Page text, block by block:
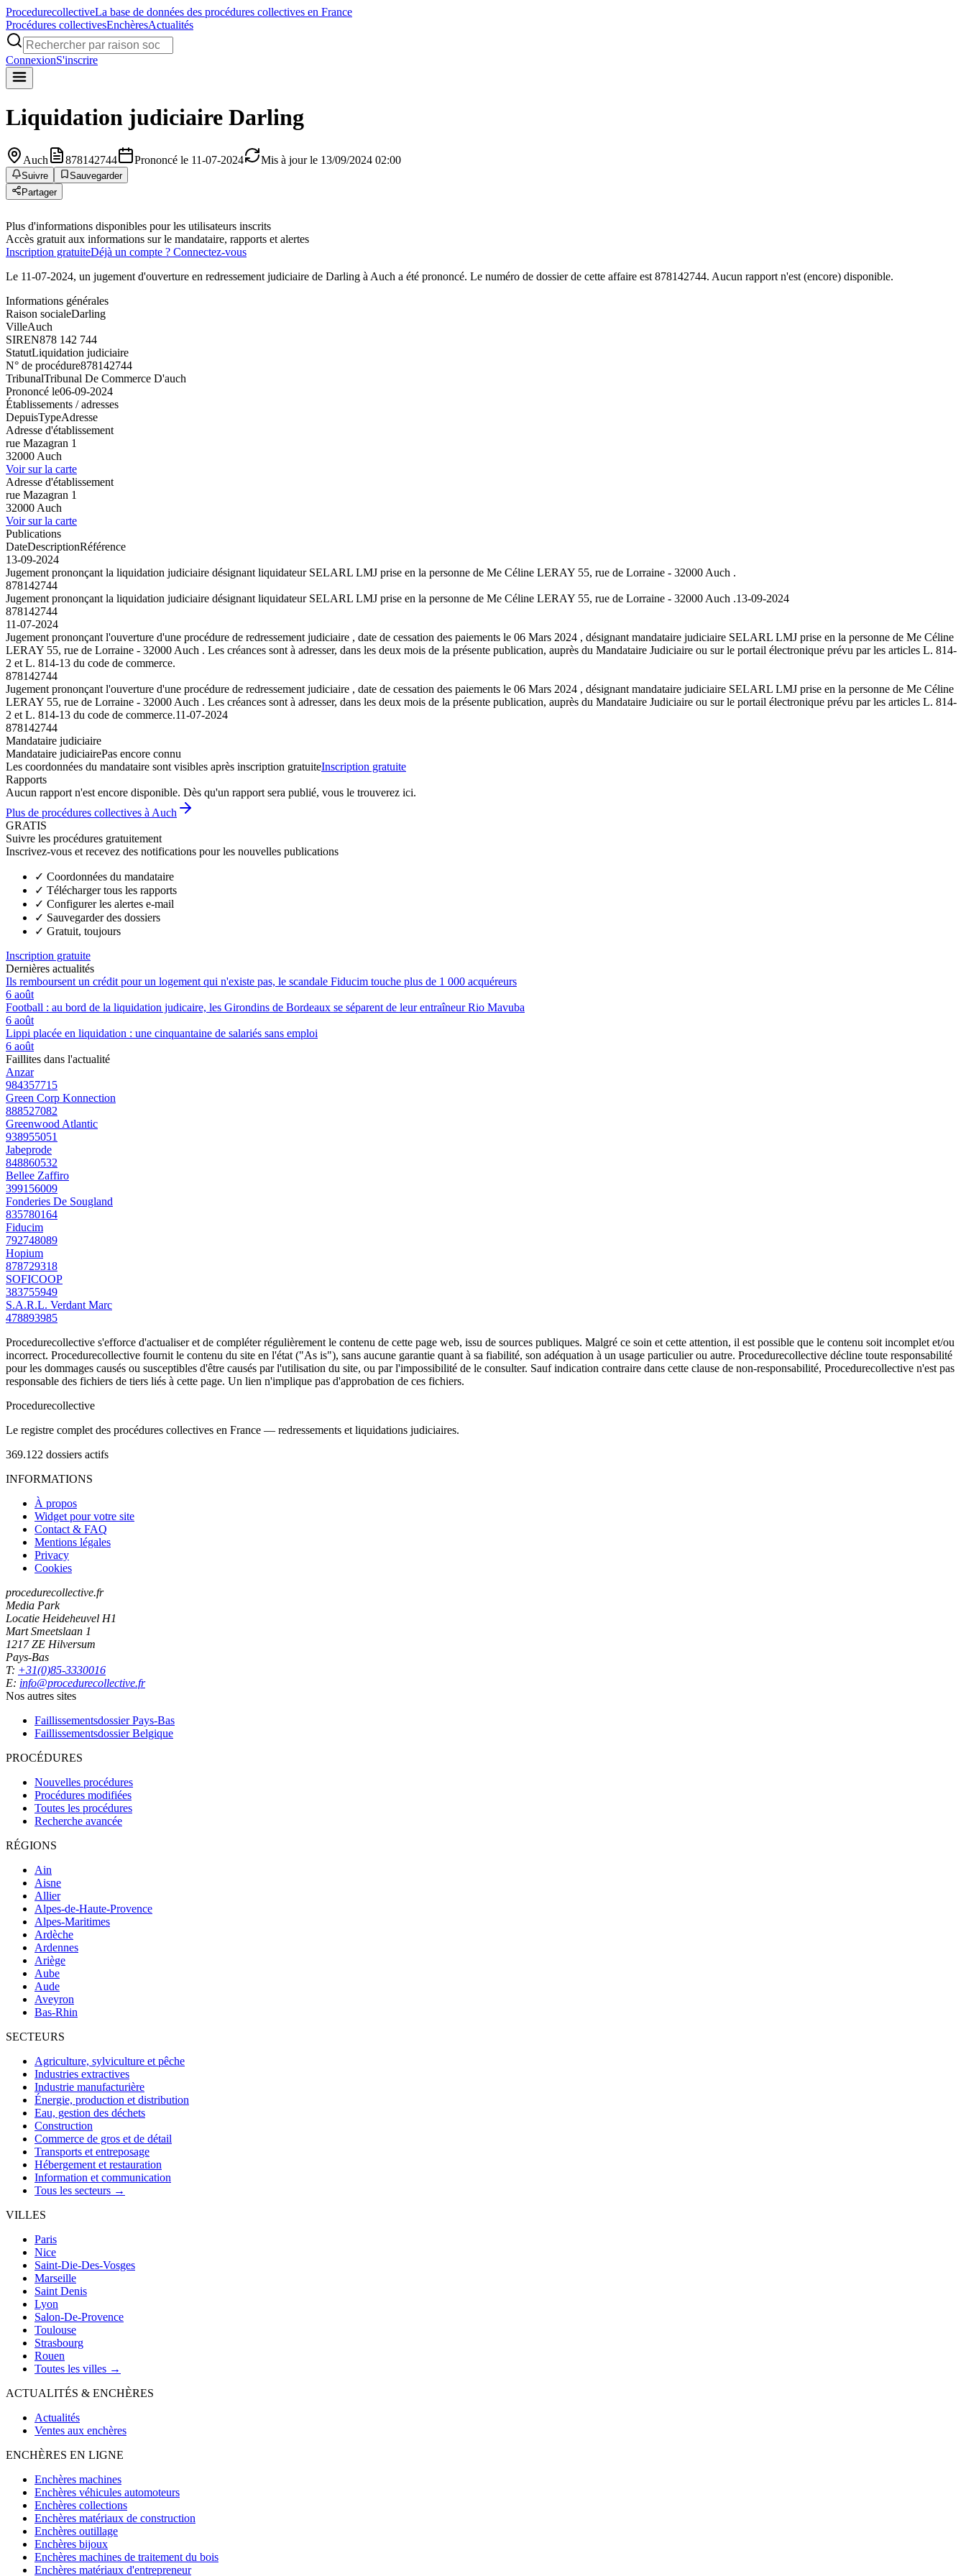
ProcedurecollectiveLa base de données des procédures collectives en France
Procédures collectivesEnchèresActualités
ConnexionS'inscrire
Liquidation judiciaire Darling
Auch 878142744 Prononcé le 11-07-2024 Mis à jour le 13/09/2024 02:00
Suivre
Sauvegarder
Partager
Plus d'informations disponibles pour les utilisateurs inscrits
Accès gratuit aux informations sur le mandataire, rapports et alertes
Inscription gratuiteDéjà un compte ? Connectez-vous
Le 11-07-2024, un jugement d'ouverture en redressement judiciaire de Darling à Auch a été prononcé. Le numéro de dossier de cette affaire est 878142744. Aucun rapport n'est (encore) disponible.
Informations générales
Raison socialeDarling
VilleAuch
SIREN878 142 744
StatutLiquidation judiciaire
N° de procédure878142744
TribunalTribunal De Commerce D'auch
Prononcé le06-09-2024
Établissements / adresses
DepuisTypeAdresse
Adresse d'établissement
rue Mazagran 1
32000 Auch
Voir sur la carte
Adresse d'établissement
rue Mazagran 1
32000 Auch
Voir sur la carte
Publications
DateDescriptionRéférence
13-09-2024
Jugement prononçant la liquidation judiciaire désignant liquidateur SELARL LMJ prise en la personne de Me Céline LERAY 55, rue de Lorraine - 32000 Auch .
878142744
Jugement prononçant la liquidation judiciaire désignant liquidateur SELARL LMJ prise en la personne de Me Céline LERAY 55, rue de Lorraine - 32000 Auch .13-09-2024
878142744
11-07-2024
Jugement prononçant l'ouverture d'une procédure de redressement judiciaire , date de cessation des paiements le 06 Mars 2024 , désignant mandataire judiciaire SELARL LMJ prise en la personne de Me Céline
LERAY 55, rue de Lorraine - 32000 Auch . Les créances sont à adresser, dans les deux mois de la présente publication, auprès du Mandataire Judiciaire ou sur le portail électronique prévu par les articles L. 814-
2 et L. 814-13 du code de commerce.
878142744
Jugement prononçant l'ouverture d'une procédure de redressement judiciaire , date de cessation des paiements le 06 Mars 2024 , désignant mandataire judiciaire SELARL LMJ prise en la personne de Me Céline
LERAY 55, rue de Lorraine - 32000 Auch . Les créances sont à adresser, dans les deux mois de la présente publication, auprès du Mandataire Judiciaire ou sur le portail électronique prévu par les articles L. 814-
2 et L. 814-13 du code de commerce.11-07-2024
878142744
Mandataire judiciaire
Mandataire judiciairePas encore connu
Les coordonnées du mandataire sont visibles après inscription gratuiteInscription gratuite
Rapports
Aucun rapport n'est encore disponible. Dès qu'un rapport sera publié, vous le trouverez ici.
Plus de procédures collectives à Auch
GRATIS
Suivre les procédures gratuitement
Inscrivez-vous et recevez des notifications pour les nouvelles publications
✓ Coordonnées du mandataire
✓ Télécharger tous les rapports
✓ Configurer les alertes e-mail
✓ Sauvegarder des dossiers
✓ Gratuit, toujours
Inscription gratuite
Dernières actualités
Ils remboursent un crédit pour un logement qui n'existe pas, le scandale Fiducim touche plus de 1 000 acquéreurs
6 août
Football : au bord de la liquidation judicaire, les Girondins de Bordeaux se séparent de leur entraîneur Rio Mavuba
6 août
Lippi placée en liquidation : une cinquantaine de salariés sans emploi
6 août
Faillites dans l'actualité
Anzar
984357715
Green Corp Konnection
888527082
Greenwood Atlantic
938955051
Jabeprode
848860532
Bellee Zaffiro
399156009
Fonderies De Sougland
835780164
Fiducim
792748089
Hopium
878729318
SOFICOOP
383755949
S.A.R.L. Verdant Marc
478893985
Procedurecollective s'efforce d'actualiser et de compléter régulièrement le contenu de cette page web, issu de sources publiques. Malgré ce soin et cette attention, il est possible que le contenu soit incomplet et/ou
incorrect. Procedurecollective fournit le contenu du site en l'état ("As is"), sans aucune garantie quant à sa fiabilité, son adéquation à un usage particulier ou autre. Procedurecollective décline toute responsabilité
pour les dommages causés ou susceptibles d'être causés par l'utilisation du site, ou par l'impossibilité de le consulter. Sauf indication contraire dans cette clause de non-responsabilité, Procedurecollective n'est pas
responsable des fichiers de tiers liés à cette page. Un lien n'implique pas d'approbation de ces fichiers.
Procedurecollective
Le registre complet des procédures collectives en France — redressements et liquidations judiciaires.
369.122 dossiers actifs
INFORMATIONS
À propos
Widget pour votre site
Contact & FAQ
Mentions légales
Privacy
Cookies
procedurecollective.fr
Media Park
Locatie Heideheuvel H1
Mart Smeetslaan 1
1217 ZE Hilversum
Pays-Bas
T: +31(0)85-3330016
E: info@procedurecollective.fr
Nos autres sites
Faillissementsdossier Pays-Bas
Faillissementsdossier Belgique
PROCÉDURES
Nouvelles procédures
Procédures modifiées
Toutes les procédures
Recherche avancée
RÉGIONS
Ain
Aisne
Allier
Alpes-de-Haute-Provence
Alpes-Maritimes
Ardèche
Ardennes
Ariège
Aube
Aude
Aveyron
Bas-Rhin
SECTEURS
Agriculture, sylviculture et pêche
Industries extractives
Industrie manufacturière
Énergie, production et distribution
Eau, gestion des déchets
Construction
Commerce de gros et de détail
Transports et entreposage
Hébergement et restauration
Information et communication
Tous les secteurs →
VILLES
Paris
Nice
Saint-Die-Des-Vosges
Marseille
Saint Denis
Lyon
Salon-De-Provence
Toulouse
Strasbourg
Rouen
Toutes les villes →
ACTUALITÉS & ENCHÈRES
Actualités
Ventes aux enchères
ENCHÈRES EN LIGNE
Enchères machines
Enchères véhicules automoteurs
Enchères collections
Enchères matériaux de construction
Enchères outillage
Enchères bijoux
Enchères machines de traitement du bois
Enchères matériaux d'entrepreneur